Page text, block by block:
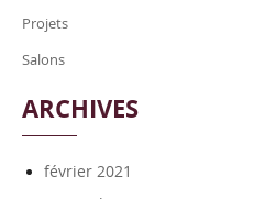
Projets
Salons
ARCHIVES
février 2021